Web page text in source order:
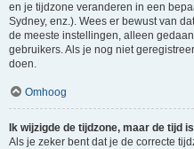
en je tijdzone veranderen in een
Sydney, enz.). Wees er bewust van
de meeste instellingen, alleen
gebruikers. Als je nog niet
doen.
Omhoog
Ik wijzigde de tijdzone, maar de tijd
Als je zeker bent dat je de correcte